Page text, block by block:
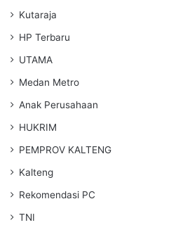
Kutaraja
HP Terbaru
UTAMA
Medan Metro
Anak Perusahaan
HUKRIM
PEMPROV KALTENG
Kalteng
Rekomendasi PC
TNI